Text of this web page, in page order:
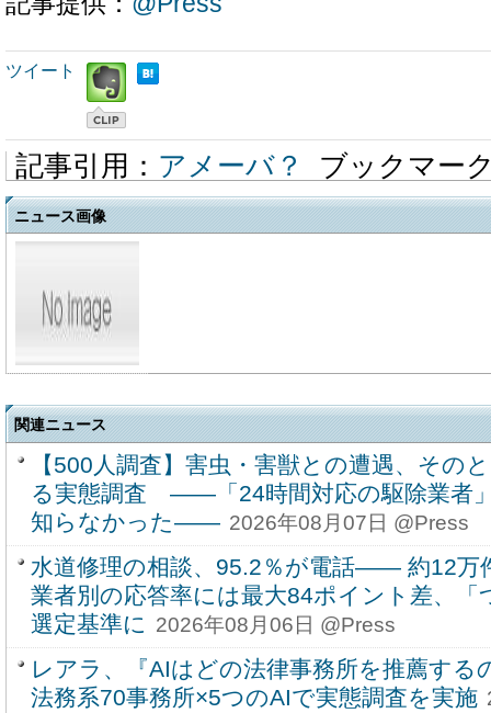
ツイート
記事引用： アメーバ？ ブックマー
ニュース画像
関連ニュース
【500人調査】害虫・害獣との遭遇、その
る実態調査 ――「24時間対応の駆除業者
知らなかった―― 2026年08月07日 @Press
水道修理の相談、95.2％が電話―― 約12
業者別の応答率には最大84ポイント差、
選定基準に 2026年08月06日 @Press
レアラ、『AIはどの法律事務所を推薦する
法務系70事務所×5つのAIで実態調査を実施